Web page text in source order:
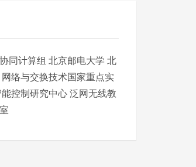
同计算组 北京邮电大学 北
网络与交换技术国家重点实
控制研究中心泛网无线教